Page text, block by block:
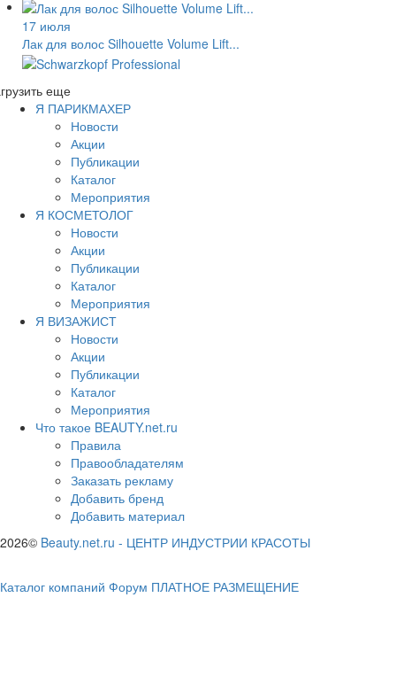
17 июля
Лак для волос Silhouette Volume Lift...
еще
Я ПАРИКМАХЕР
Новости
Акции
Публикации
Каталог
Мероприятия
Я КОСМЕТОЛОГ
Новости
Акции
Публикации
Каталог
Мероприятия
Я ВИЗАЖИСТ
Новости
Акции
Публикации
Каталог
Мероприятия
Что такое BEAUTY.net.ru
Правила
Правообладателям
Заказать рекламу
Добавить бренд
Добавить материал
2026© Beauty.net.ru - ЦЕНТР ИНДУСТРИИ КРАСОТЫ
Каталог компаний Форум ПЛАТНОЕ РАЗМЕЩЕНИЕ